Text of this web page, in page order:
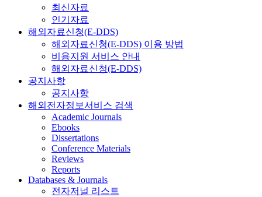
최신자료
인기자료
해외자료신청(E-DDS)
해외자료신청(E-DDS) 이용 방법
비용지원 서비스 안내
해외자료신청(E-DDS)
공지사항
공지사항
해외전자정보서비스 검색
Academic Journals
Ebooks
Dissertations
Conference Materials
Reviews
Reports
Databases & Journals
전자저널 리스트